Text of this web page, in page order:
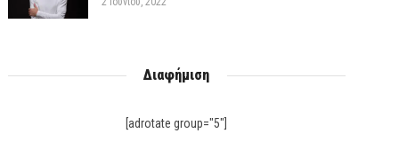
Διαφήμιση
[adrotate group="5"]